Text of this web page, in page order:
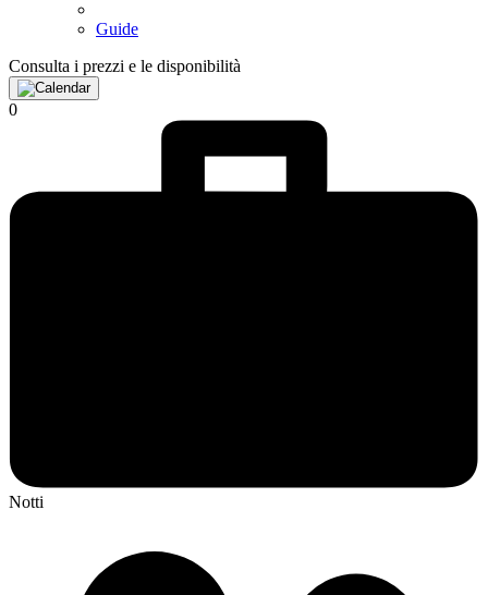
Guide
Consulta i prezzi e le disponibilità
0
Notti